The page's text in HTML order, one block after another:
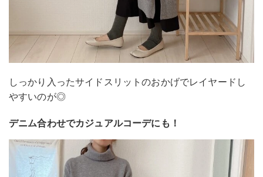
しっかり入ったサイドスリットのおかげでレイヤードし
やすいのが◎
デニム合わせでカジュアルコーデにも！